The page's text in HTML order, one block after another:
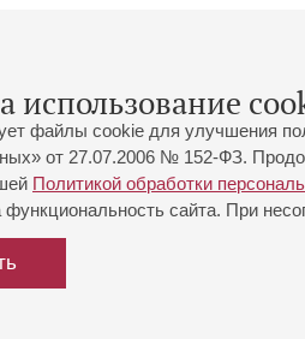
использование
файлы cookie для улучшения
от 27.07.2006 № 152-ФЗ.
Политикой обработки
сайта. При